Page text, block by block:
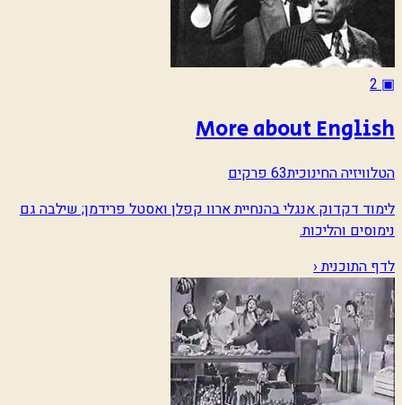
▣
2
More about English
הטלוויזיה החינוכית63 פרקים
לימוד דקדוק אנגלי בהנחיית ארוו קפלן ואסטל פרידמן; שילבה גם
נימוסים והליכות.
לדף התוכנית ‹